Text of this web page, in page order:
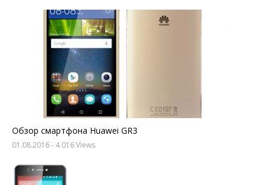
Обзор смартфона Huawei GR3
01.08.2016- 4 016 Views